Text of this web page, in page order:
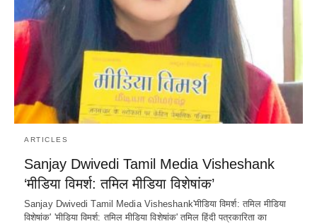
ARTICLES
Sanjay Dwivedi Tamil Media Visheshank
‘मीडिया विमर्श: तमिल मीडिया विशेषांक’
Sanjay Dwivedi Tamil Media Visheshank'मीडिया विमर्श: तमिल मीडिया
विशेषांक' 'मीडिया विमर्श: तमिल मीडिया विशेषांक' तमिल हिंदी पत्रकारिता का